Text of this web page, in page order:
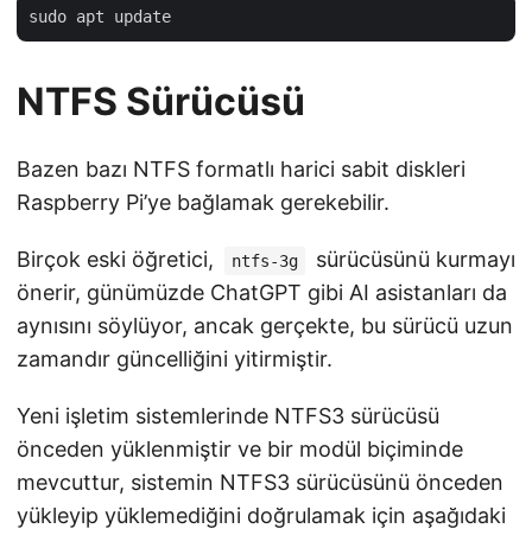
NTFS Sürücüsü
Bazen bazı NTFS formatlı harici sabit diskleri
Raspberry Pi’ye bağlamak gerekebilir.
Birçok eski öğretici, ntfs-3g
sürücüsünü kurmayı
önerir, günümüzde ChatGPT gibi AI asistanları da
aynısını söylüyor, ancak gerçekte, bu sürücü uzun
zamandır güncelliğini yitirmiştir.
Yeni işletim sistemlerinde NTFS3 sürücüsü
önceden yüklenmiştir ve bir modül biçiminde
mevcuttur, sistemin NTFS3 sürücüsünü önceden
yükleyip yüklemediğini doğrulamak için aşağıdaki